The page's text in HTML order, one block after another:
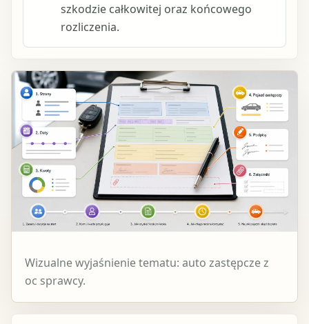
szkodzie całkowitej oraz końcowego
rozliczenia.
Wizualne wyjaśnienie tematu: auto zastępcze z
oc sprawcy.